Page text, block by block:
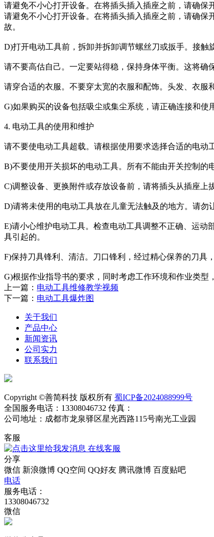
请避免不小心打开设备。在将插头插入插座之前，请确
请避免不小心打开设备。在将插头插入插座之前，请确
故。
D)打开电动工具前，拆卸并拆卸调节螺丝刀或扳手。接触
请不要高估自己。一定要站得稳，保持身体平衡。这将确
请穿合适的衣服。不要穿太宽的衣服和配饰。头发、衣服
G)如果购买的设备包括吸尘或集尘系统，请正确连接和使
4. 电动工具的使用和维护
请不要使电动工具超载。请根据使用要求选择合适的电动
B)不要使用开关损坏的电动工具。所有不能由开关控制的
C)调整设备、更换附件或存放设备前，请将插头从插座上
D)请将未使用的电动工具放在儿童无法触及的地方。请勿
E)请小心维护电动工具。检查电动工具调整不正确、运
具引起的。
F)保持刀具锋利、清洁。刀口锋利，经过精心保养的刀具
G)根据作业指导书的要求，同时考虑工作环境和作业类
上一篇： 电动工具维修教学视频
下一篇： 电动工具爆炸图
关于我们
产品中心
新闻资讯
公司实力
联系我们
Copyright ©善简科技 版权所有 蜀ICP备2024088999号
全国服务电话：13308046732 传真：
公司地址：成都市龙泉驿区星光西路115号南光工业园
客服
在线客服
分享
微信 新浪微博 QQ空间 QQ好友 腾讯微博 百度贴吧
电话
服务电话：
13308046732
微信